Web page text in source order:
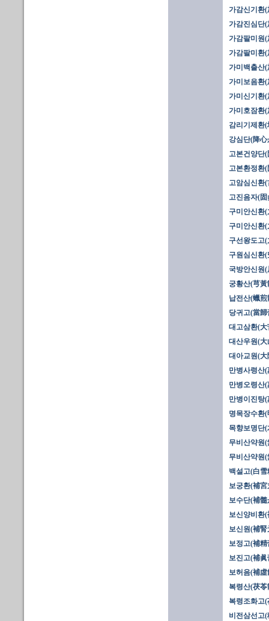
가감신기환
가감진심단
가감팔미원
가감팔미환
가미백출산
가미보음환
가미신기환
가미호잠환
감리기제환
강심단(降心
고본건양단
고본환정환
고암심신환
고진음자(
구미안신환
구미안신환
구선왕도고
구원심신환
국방안신원
궁황산(芎黃
납전산(蠟煎
당귀고(當歸
대고삼환(大
대산우원(大
대아교원(大
만병사령산
만병오령산
만병이진탕
명목장수환
목향보명단
무비산약원
무비산약원
백설고(白雪
보궁환(補宮
보수단(補
보신양비환
보신원(補腎
보정고(補精
보진고(補眞
보허음(補虛
복령산(茯苓
복령조화고
비전삼선고